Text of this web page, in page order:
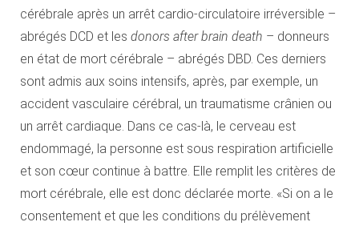
cérébrale après un arrêt cardio-circulatoire irréversible –
abrégés DCD et les donors after brain death – donneurs
en état de mort cérébrale – abrégés DBD. Ces derniers
sont admis aux soins intensifs, après, par exemple, un
accident vasculaire cérébral, un traumatisme crânien ou
un arrêt cardiaque. Dans ce cas-là, le cerveau est
endommagé, la personne est sous respiration artificielle
et son cœur continue à battre. Elle remplit les critères de
mort cérébrale, elle est donc déclarée morte. «Si on a le
consentement et que les conditions du prélèvement